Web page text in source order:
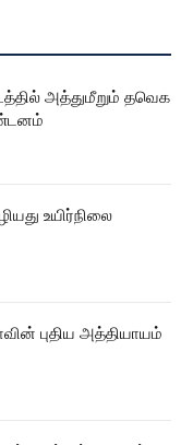
அத்துமீறும் தவெக
உயிர்நிலை
புதிய அத்தியாயம்